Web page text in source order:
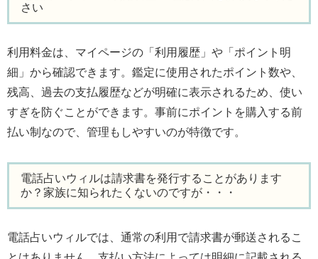
さい
利用料金は、マイページの「利用履歴」や「ポイント明
細」から確認できます。鑑定に使用されたポイント数や、
残高、過去の支払履歴などが明確に表示されるため、使い
すぎを防ぐことができます。事前にポイントを購入する前
払い制なので、管理もしやすいのが特徴です。
電話占いウィルは請求書を発行することがあります
か？家族に知られたくないのですが・・・
電話占いウィルでは、通常の利用で請求書が郵送されるこ